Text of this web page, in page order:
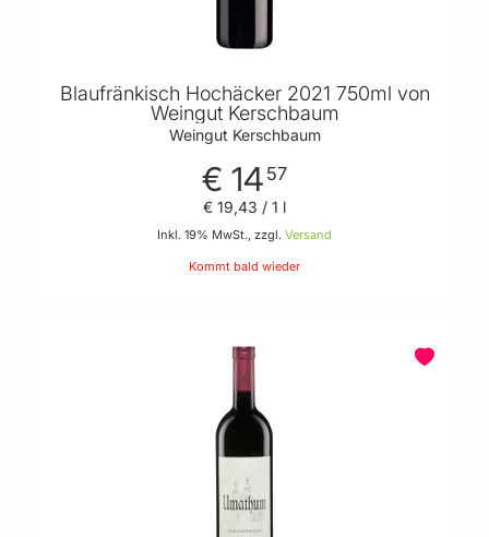
Blaufränkisch Hochäcker 2021 750ml von
Weingut Kerschbaum
Weingut Kerschbaum
€ 14 57
Inkl. 19% MwSt., zzgl. Versand
€ 19,43 / 1 l
Kommt bald wieder